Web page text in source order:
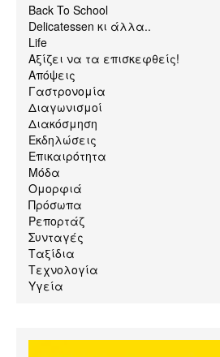
Back To School
Delicatessen κι άλλα..
Life
Αξίζει να τα επισκεφθείς!
Απόψεις
Γαστρονομία
Διαγωνισμοί
Διακόσμηση
Εκδηλώσεις
Επικαιρότητα
Μόδα
Ομορφιά
Πρόσωπα
Ρεπορτάζ
Συνταγές
Ταξίδια
Τεχνολογία
Υγεία